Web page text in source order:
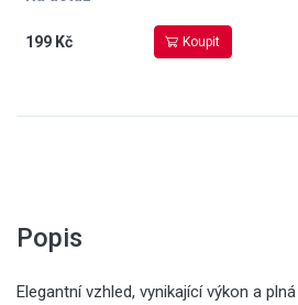
199 Kč Koupit
Popis
Elegantní vzhled, vynikající výkon a